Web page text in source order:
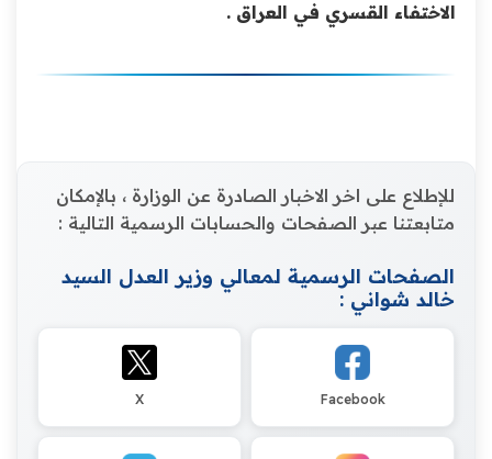
الاختفاء ‏القسري في العراق .‏
للإطلاع على اخر الاخبار الصادرة عن الوزارة ، بالإمكان
متابعتنا عبر الصفحات والحسابات الرسمية التالية :
الصفحات الرسمية لمعالي وزير العدل السيد
خالد شواني :
Facebook
X